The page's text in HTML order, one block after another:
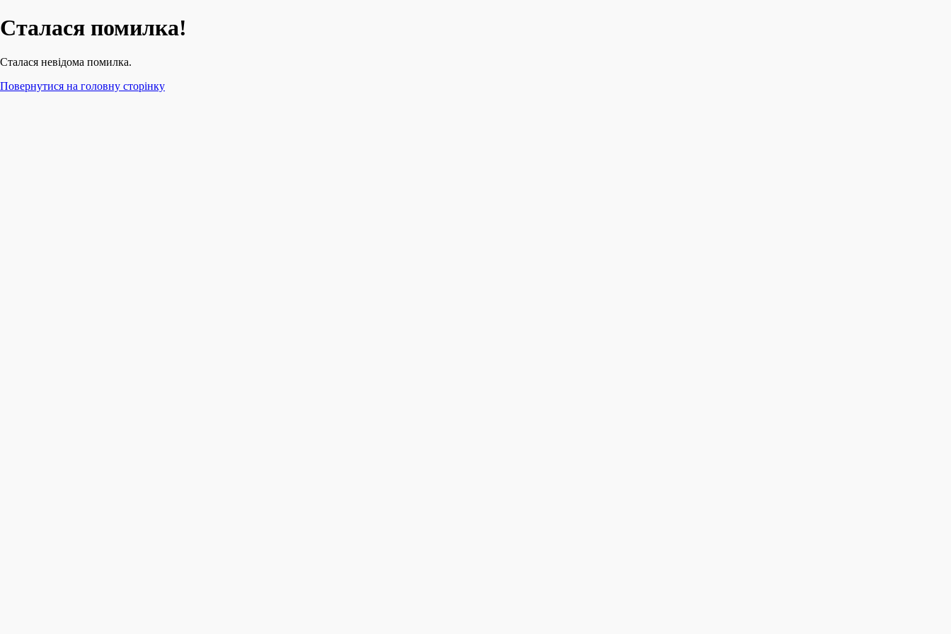
Сталася помилка!
Сталася невідома помилка.
Повернутися на головну сторінку